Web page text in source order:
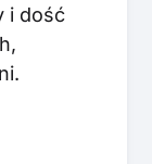
i dość